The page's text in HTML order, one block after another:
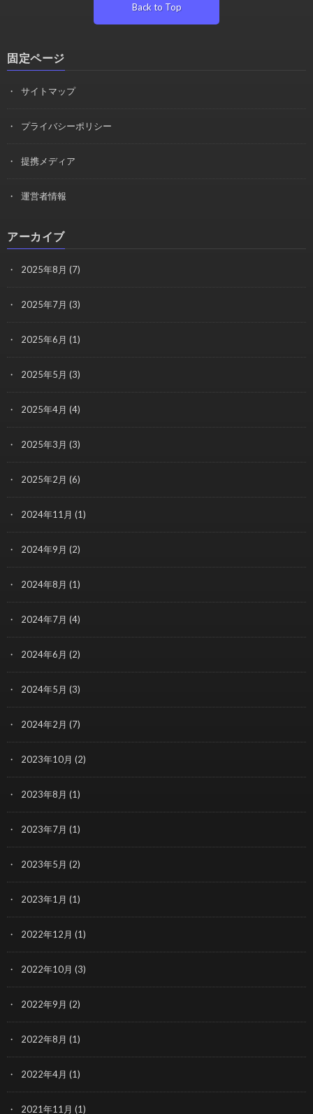
Back to Top
固定ページ
サイトマップ
プライバシーポリシー
提携メディア
運営者情報
アーカイブ
2025年8月 (7)
2025年7月 (3)
2025年6月 (1)
2025年5月 (3)
2025年4月 (4)
2025年3月 (3)
2025年2月 (6)
2024年11月 (1)
2024年9月 (2)
2024年8月 (1)
2024年7月 (4)
2024年6月 (2)
2024年5月 (3)
2024年2月 (7)
2023年10月 (2)
2023年8月 (1)
2023年7月 (1)
2023年5月 (2)
2023年1月 (1)
2022年12月 (1)
2022年10月 (3)
2022年9月 (2)
2022年8月 (1)
2022年4月 (1)
2021年11月 (1)